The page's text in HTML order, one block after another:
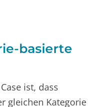
basierte
ist, dass
gleichen Kategorie